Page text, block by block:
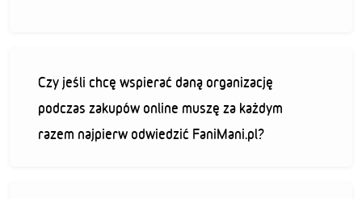
Czy jeśli chcę wspierać daną organizację
podczas zakupów online muszę za każdym
razem najpierw odwiedzić FaniMani.pl?